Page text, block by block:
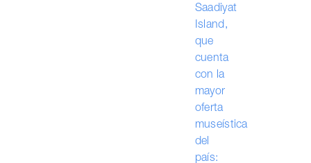
Saadiyat
Island,
que
cuenta
con la
mayor
oferta
museística
del
país: